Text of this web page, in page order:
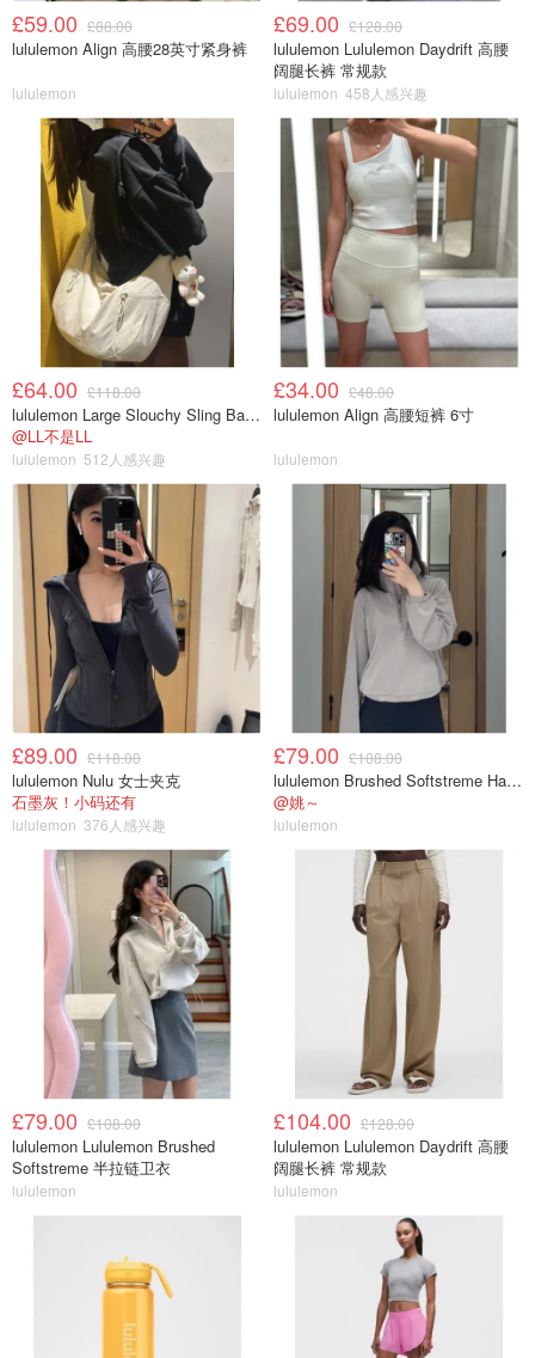
£59.00 £88.00
lululemon Align 高腰28英寸紧身裤
lululemon
£69.00 £128.00
lululemon Lululemon Daydrift 高腰
阔腿长裤 常规款
lululemon 458人感兴趣
£64.00 £118.00
lululemon Large Slouchy Sling Bag 13L
@LL不是LL
lululemon 512人感兴趣
£34.00 £48.00
lululemon Align 高腰短裤 6寸
lululemon
£89.00 £118.00
lululemon Nulu 女士夹克
石墨灰！小码还有
lululemon 376人感兴趣
£79.00 £108.00
lululemon Brushed Softstreme Half Zip 半拉链上衣
@姚～
lululemon
£79.00 £108.00
lululemon Lululemon Brushed
Softstreme 半拉链卫衣
lululemon
£104.00 £128.00
lululemon Lululemon Daydrift 高腰
阔腿长裤 常规款
lululemon